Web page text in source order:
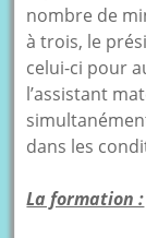
nombre de
à trois, le
celui-ci pour
l’assistant
dans les
La formation :